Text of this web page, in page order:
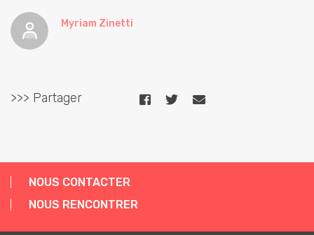
Myriam Zinetti
>>> Partager
NOUS CONTACTER
NOUS RENCONTRER